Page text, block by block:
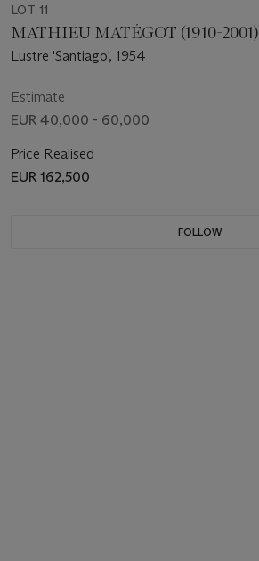
LOT 11
MATHIEU MATÉGOT (1910-2001)
Lustre 'Santiago', 1954
Estimate
EUR 40,000 - 60,000
Price Realised
EUR 162,500
FOLLOW